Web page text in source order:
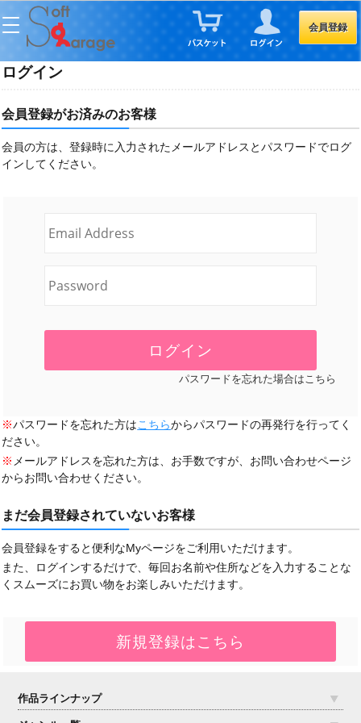
会員登録
ログイン
会員登録がお済みのお客様
会員の方は、登録時に入力されたメールアドレスとパスワードでログ
インしてください。
パスワードを忘れた場合はこちら
※パスワードを忘れた方はこちらからパスワードの再発行を行ってく
ださい。
※ メールアドレスを忘れた方は、お手数ですが、お問い合わせページ
からお問い合わせください。
まだ会員登録されていないお客様
会員登録をすると便利なMyページをご利用いただけます。
また、ログインするだけで、毎回お名前や住所などを入力することな
くスムーズにお買い物をお楽しみいただけます。
作品ラインナップ